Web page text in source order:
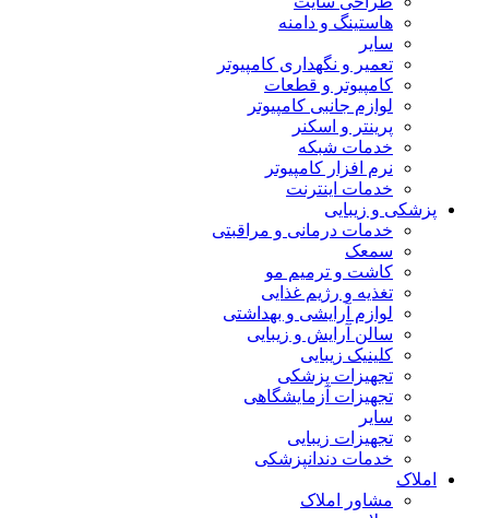
هاستینگ و دامنه
سایر
تعمیر و نگهداری کامپیوتر
کامپیوتر و قطعات
لوازم جانبی کامپیوتر
پرینتر و اسکنر
خدمات شبکه
نرم افزار کامپیوتر
خدمات اینترنت
پزشکی و زیبایی
خدمات درمانی و مراقبتی
سمعک
کاشت و ترمیم مو
تغذیه و رژیم غذایی
لوازم آرایشی و بهداشتی
سالن آرایش و زیبایی
کلینیک زیبایی
تجهیزات پزشکی
تجهیزات آزمایشگاهی
سایر
تجهیزات زیبایی
خدمات دندانپزشکی
املاک
مشاور املاک